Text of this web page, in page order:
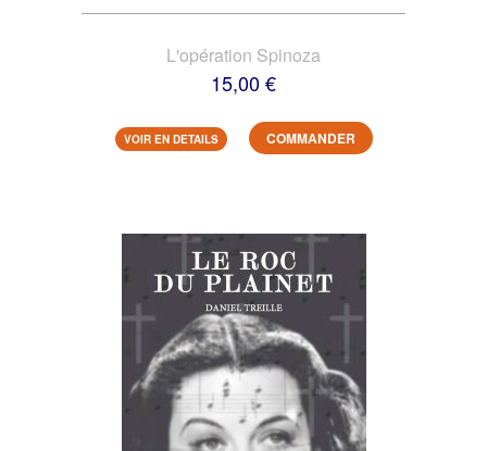
L'opération Spinoza
15,00 €
VOIR EN DETAILS COMMANDER